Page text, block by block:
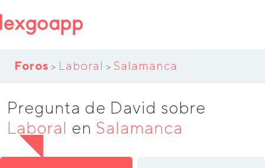
Foros > Laboral > Salamanca
Pregunta de David sobre
Laboral en Salamanca